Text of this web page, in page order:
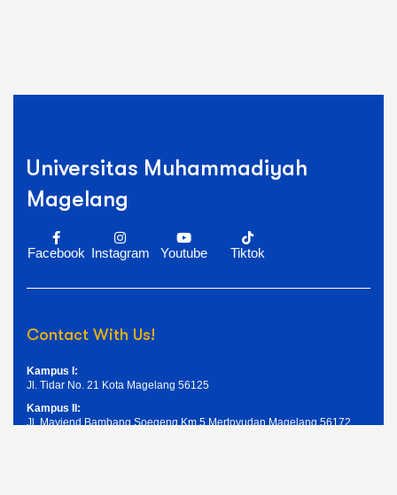
Universitas Muhammadiyah
Magelang
Facebook Instagram Youtube Tiktok
Contact With Us!
Kampus I:
Jl. Tidar No. 21 Kota Magelang 56125
Kampus II:
Jl. Mayjend Bambang Soegeng Km.5 Mertoyudan Magelang 56172